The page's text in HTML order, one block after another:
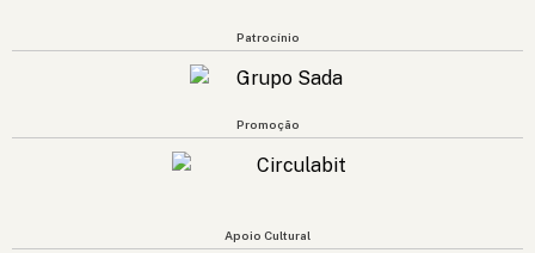
Patrocínio
Promoção
Apoio Cultural